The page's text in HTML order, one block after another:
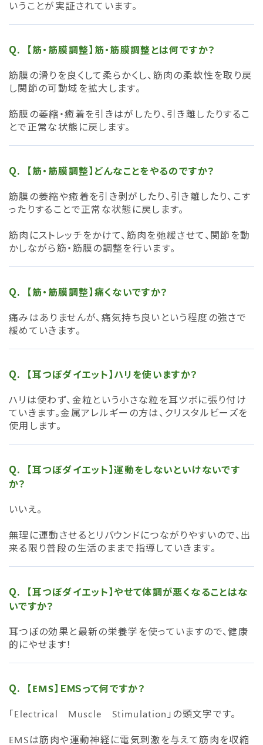
いうことが実証されています。
【筋・筋膜調整】筋・筋膜調整とは何ですか？
筋膜の滑りを良くして柔らかくし、筋肉の柔軟性を取り戻
し関節の可動域を拡大します。
筋膜の萎縮・癒着を引きはがしたり、引き離したりするこ
とで正常な状態に戻します。
【筋・筋膜調整】どんなことをやるのですか？
筋膜の萎縮や癒着を引き剥がしたり、引き離したり、こす
ったりすることで正常な状態に戻します。
筋肉にストレッチをかけて、筋肉を弛緩させて、関節を動
かしながら筋・筋膜の調整を行います。
【筋・筋膜調整】痛くないですか？
痛みはありませんが、痛気持ち良いという程度の強さで
緩めていきます。
【耳つぼダイエット】ハリを使いますか？
ハリは使わず、金粒という小さな粒を耳ツボに張り付け
ていきます。金属アレルギーの方は、クリスタルビーズを
使用します。
【耳つぼダイエット】運動をしないといけないです
か？
いいえ。
無理に運動させるとリバウンドにつながりやすいので、出
来る限り普段の生活のままで指導していきます。
【耳つぼダイエット】やせて体調が悪くなることはな
いですか？
耳つぼの効果と最新の栄養学を使っていますので、健康
的にやせます！
【EMS】ＥＭＳって何ですか？
「Electrical Muscle Stimulation」の頭文字です。
EMSは筋肉や運動神経に電気刺激を与えて筋肉を収縮